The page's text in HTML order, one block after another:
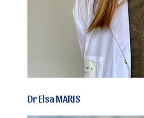
Dr Elsa MARIS